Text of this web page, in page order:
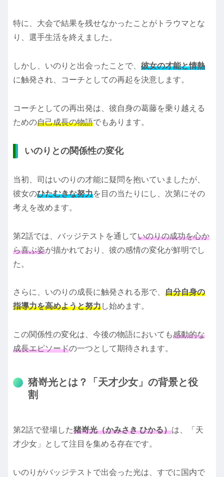
特に、大会で結果を残せなかったことがトラウマとな
り、選手生活を終えました。
しかし、いのりと出会ったことで、 彼女の才能と情熱
に触発され、コーチとしての再起を決意します。
コーチとしての再出発は、彼自身の葛藤を乗り越える
ための自己成長の物語でもあります。
いのりとの関係性の変化
当初、司はいのりの才能に疑問を抱いていましたが、
彼女のひたむきな努力を目の当たりにし、次第にその
考えを改めます。
第2話では、バッジテストを通していのりの成功を心か
ら喜ぶ姿が描かれており、彼の感情の変化が鮮明でし
た。
さらに、いのりの成長に触発される形で、 自分自身の
指導力を高めようと努力し始めます。
この関係性の変化は、今後の物語においても感動的な
成長エピソードの一つとして期待されます。
猪嵜光とは？「天才少女」の背景と役
割
第2話で登場した猪嵜光（かみさき ひかる）は、「天
才少女」として注目を集める存在です。
いのりがバッジテストで出会った光は、すでに国内で